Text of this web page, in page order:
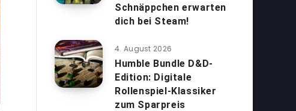
Schnäppchen erwarten
dich bei Steam!
4. August 2026
Humble Bundle D&D-
Edition: Digitale
Rollenspiel-Klassiker
zum Sparpreis